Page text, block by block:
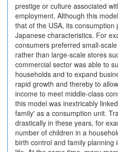
prestige or culture associated
employment. Although this
that of the USA, its
Japanese characteristics. For
consumers preferred small-
rather than large-scale stores
commercial sector was able to
households and to expand
rapid growth and thereby to
income to meet middle-class
this model was inextricably
family' as a consumption unit.
drastically in these years, for
number of children in a
birth control and family planning